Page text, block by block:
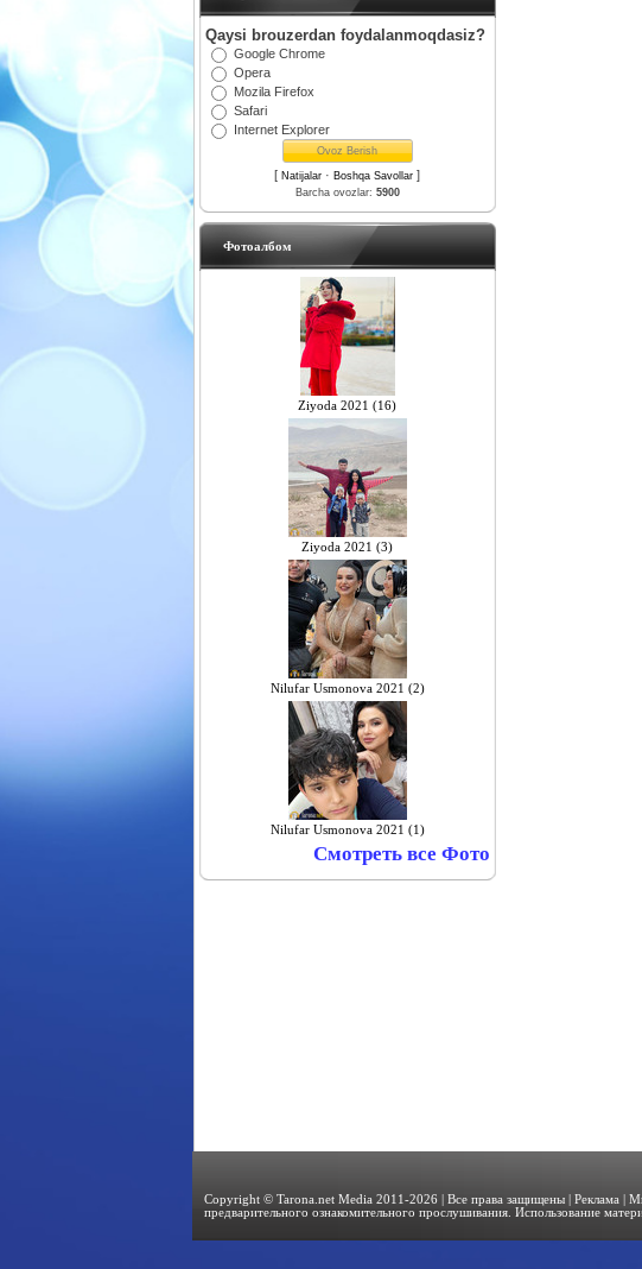
Qaysi brouzerdan foydalanmoqdasiz?
Google Chrome
Opera
Mozila Firefox
Safari
Internet Explorer
[ Natijalar · Boshqa Savollar ]
Barcha ovozlar: 5900
Фотоалбом
Ziyoda 2021 (16)
Ziyoda 2021 (3)
Nilufar Usmonova 2021 (2)
Nilufar Usmonova 2021 (1)
Смотреть все Фото
Copyright © Tarona.net Media 2011-2026 | Все права защищены |Реклама
|
предварительного ознакомительного прослушивания. Использование